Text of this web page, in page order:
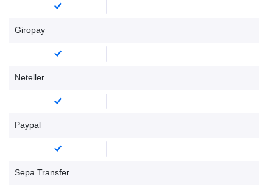
Giropay
Neteller
Paypal
Sepa Transfer